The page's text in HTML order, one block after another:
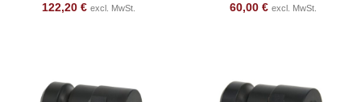
122,20 € excl. MwSt. 60,00 € excl. MwSt.